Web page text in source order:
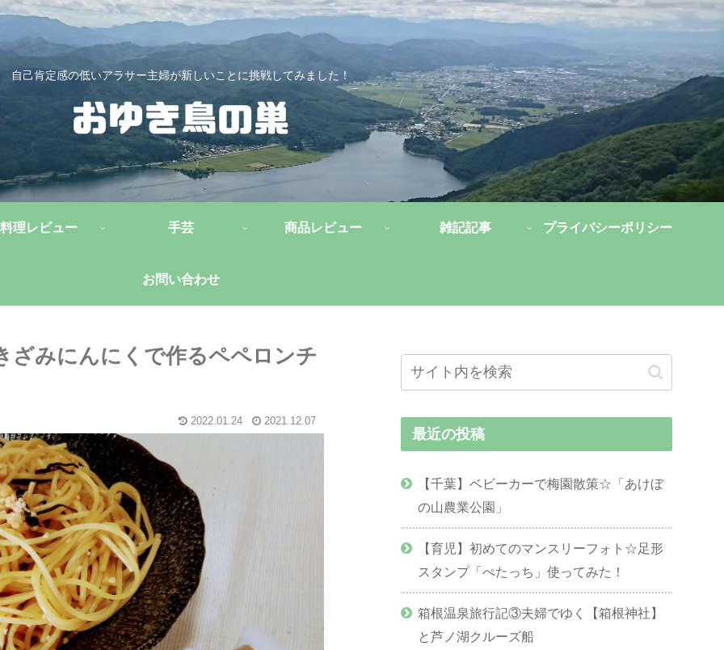
自己肯定感の低いアラサー主婦が新しいことに挑戦してみました！
料理レビュー 手芸 商品レビュー 雑記記事 プライバシーポリシー
お問い合わせ
ざみにんにくで作るペペロンチ
2022.01.24 2021.12.07
最近の投稿
【千葉】ベビーカーで梅園散策☆「あけぼ
の山農業公園」
【育児】初めてのマンスリーフォト☆足形
スタンプ「ぺたっち」使ってみた！
箱根温泉旅行記③夫婦でゆく【箱根神社】
と芦ノ湖クルーズ船